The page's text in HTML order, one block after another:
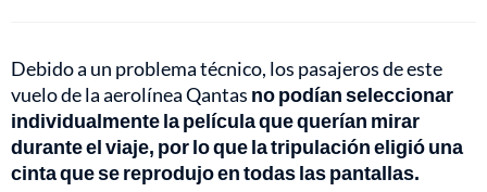
Debido a un problema técnico, los pasajeros de este
vuelo de la aerolínea Qantas no podían seleccionar
individualmente la película que querían mirar
durante el viaje, por lo que la tripulación eligió una
cinta que se reprodujo en todas las pantallas.